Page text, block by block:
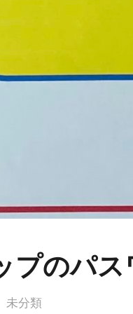
プのパス
未分類